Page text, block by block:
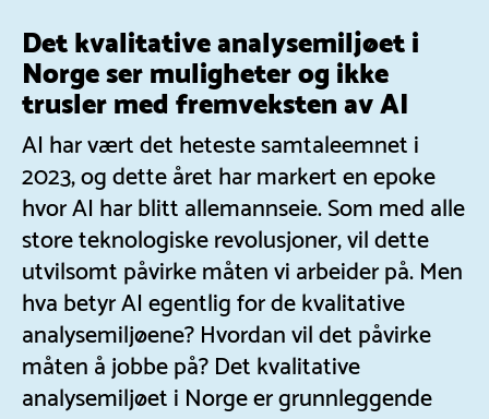
Det kvalitative analysemiljøet i
Norge ser muligheter og ikke
trusler med fremveksten av AI
AI har vært det heteste samtaleemnet i
2023, og dette året har markert en epoke
hvor AI har blitt allemannseie. Som med alle
store teknologiske revolusjoner, vil dette
utvilsomt påvirke måten vi arbeider på. Men
hva betyr AI egentlig for de kvalitative
analysemiljøene? Hvordan vil det påvirke
måten å jobbe på? Det kvalitative
analysemiljøet i Norge er grunnleggende